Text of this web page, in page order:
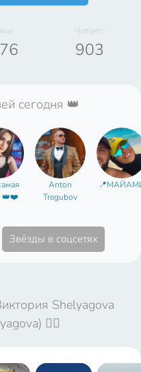
Читает:
903
сегодня 👑
👑❤️
Anton
Tregubov
Звёзды в соцсетях
Shelyagova
🤦‍♀️